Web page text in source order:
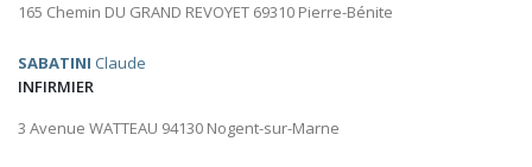
165 Chemin DU GRAND REVOYET 69310 Pierre-Bénite
SABATINI Claude
INFIRMIER
3 Avenue WATTEAU 94130 Nogent-sur-Marne